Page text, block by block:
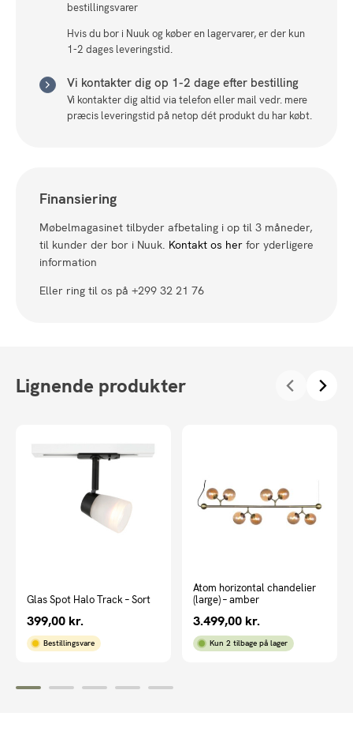
bestillingsvarer
Hvis du bor i Nuuk og køber en lagervarer, er der kun
1-2 dages leveringstid.
Vi kontakter dig op 1-2 dage efter bestilling
Vi kontakter dig altid via telefon eller mail vedr. mere
præcis leveringstid på netop dét produkt du har købt.
Finansiering
Møbelmagasinet tilbyder afbetaling i op til 3 måneder,
til kunder der bor i Nuuk. Kontakt os her for yderligere
information
Eller ring til os på +299 32 21 76
Lignende produkter
Glas Spot Halo Track – Sort
399,00 kr.
Bestillingsvare
Atom horizontal chandelier
(large) – amber
3.499,00 kr.
Kun 2 tilbage på lager